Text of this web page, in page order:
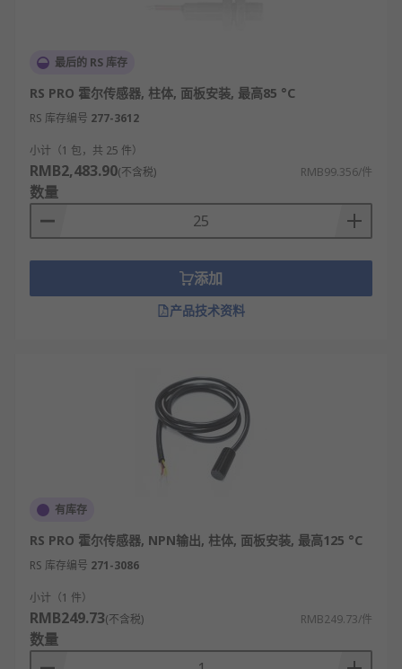
最后的 RS 库存
RS PRO 霍尔传感器, 柱体, 面板安装, 最高85 °C
RS 库存编号 277-3612
小计（1 包，共 25 件）
RMB2,483.90(不含税) RMB99.356/件
数量
添加
产品技术资料
有库存
RS PRO 霍尔传感器, NPN输出, 柱体, 面板安装, 最高125 °C
RS 库存编号 271-3086
小计（1 件）
RMB249.73(不含税) RMB249.73/件
数量